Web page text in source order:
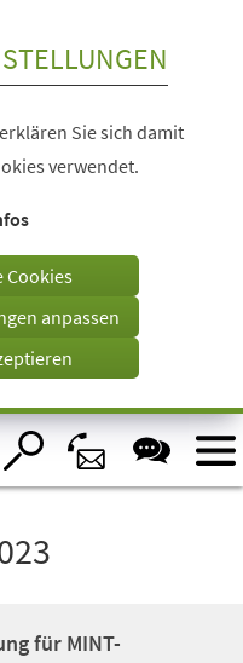
Sie sich damit
verwendet.
Cookies
anpassen
für MINT-